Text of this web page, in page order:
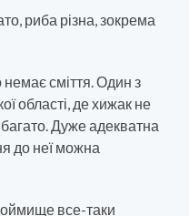
риба різна, зокрема
сміття. Один з
області, де хижак не
багато. Дуже адекватна
до неї можна
все-таки